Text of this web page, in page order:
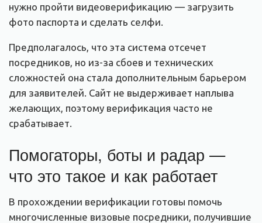
нужно пройти видеоверификацию — загрузить
фото паспорта и сделать селфи.
Предполагалось, что эта система отсечет
посредников, но из-за сбоев и технических
сложностей она стала дополнительным барьером
для заявителей. Сайт не выдерживает наплыва
желающих, поэтому верификация часто не
срабатывает.
Помогаторы, боты и радар —
что это такое и как работает
В прохождении верификации готовы помочь
многочисленные визовые посредники, получившие